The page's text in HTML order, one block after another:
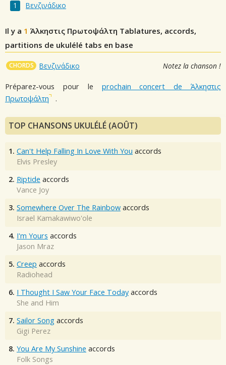
Βενζινάδικο
Il y a 1 Άλκηστις Πρωτοψάλτη Tablatures, accords,
partitions de ukulélé tabs en base
CHORDS Βενζινάδικο Notez la chanson !
Préparez-vous pour le prochain concert de Άλκηστις
Πρωτοψάλτη
.
TOP CHANSONS UKULÉLÉ (AOÛT)
1. Can't Help Falling In Love With You accords
Elvis Presley
2. Riptide accords
Vance Joy
3. Somewhere Over The Rainbow accords
Israel Kamakawiwo'ole
4. I'm Yours accords
Jason Mraz
5. Creep accords
Radiohead
6. I Thought I Saw Your Face Today accords
She and Him
7. Sailor Song accords
Gigi Perez
8. You Are My Sunshine accords
Folk Songs